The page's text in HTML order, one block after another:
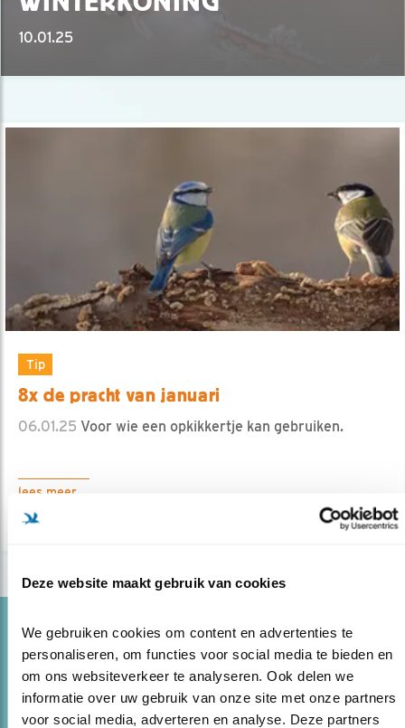
Deze website maakt gebruik van cookies
We gebruiken cookies om content en advertenties te
personaliseren, om functies voor social media te bieden en
om ons websiteverkeer te analyseren. Ook delen we
informatie over uw gebruik van onze site met onze partners
voor social media, adverteren en analyse. Deze partners
10.01.25
Tip
8x de pracht van januari
06.01.25 Voor wie een opkikkertje kan gebruiken.
lees meer
Blog
HOE OVERLEVEN VOGELS WINTERS WEER?
Hoe wapenen vogels zich tegen winterse
omstandigheden en wat kan jij doen om te helpen?